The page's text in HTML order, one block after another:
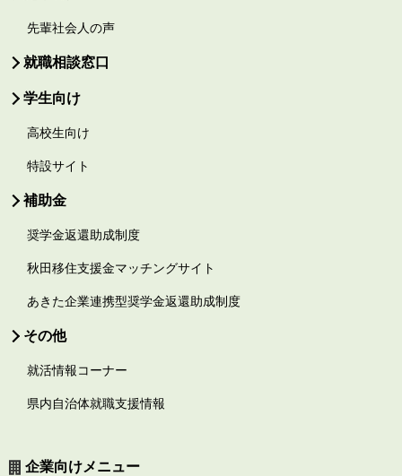
先輩社会人の声
就職相談窓口
学生向け
高校生向け
特設サイト
補助金
奨学金返還助成制度
秋田移住支援金マッチングサイト
あきた企業連携型奨学金返還助成制度
その他
就活情報コーナー
県内自治体就職支援情報
企業向けメニュー